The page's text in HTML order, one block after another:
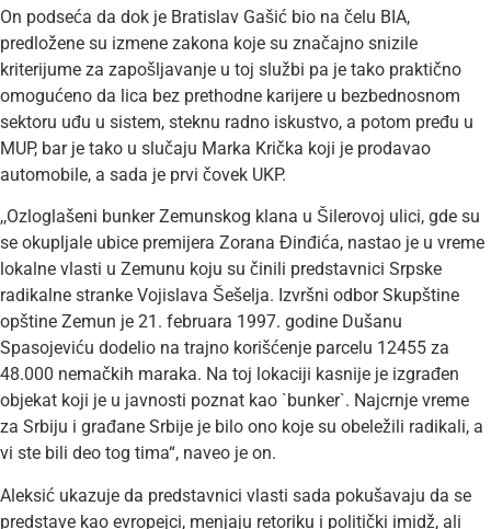
On podseća da dok je Bratislav Gašić bio na čelu BIA,
predložene su izmene zakona koje su značajno snizile
kriterijume za zapošljavanje u toj službi pa je tako praktično
omogućeno da lica bez prethodne karijere u bezbednosnom
sektoru uđu u sistem, steknu radno iskustvo, a potom pređu u
MUP, bar je tako u slučaju Marka Krička koji je prodavao
automobile, a sada je prvi čovek UKP.
,,Ozloglašeni bunker Zemunskog klana u Šilerovoj ulici, gde su
se okupljale ubice premijera Zorana Đinđića, nastao je u vreme
lokalne vlasti u Zemunu koju su činili predstavnici Srpske
radikalne stranke Vojislava Šešelja. Izvršni odbor Skupštine
opštine Zemun je 21. februara 1997. godine Dušanu
Spasojeviću dodelio na trajno korišćenje parcelu 12455 za
48.000 nemačkih maraka. Na toj lokaciji kasnije je izgrađen
objekat koji je u javnosti poznat kao `bunker`. Najcrnje vreme
za Srbiju i građane Srbije je bilo ono koje su obeležili radikali, a
vi ste bili deo tog tima“, naveo je on.
Aleksić ukazuje da predstavnici vlasti sada pokušavaju da se
predstave kao evropejci, menjaju retoriku i politički imidž, ali